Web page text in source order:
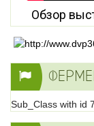
Обзор
Sub_Class with id